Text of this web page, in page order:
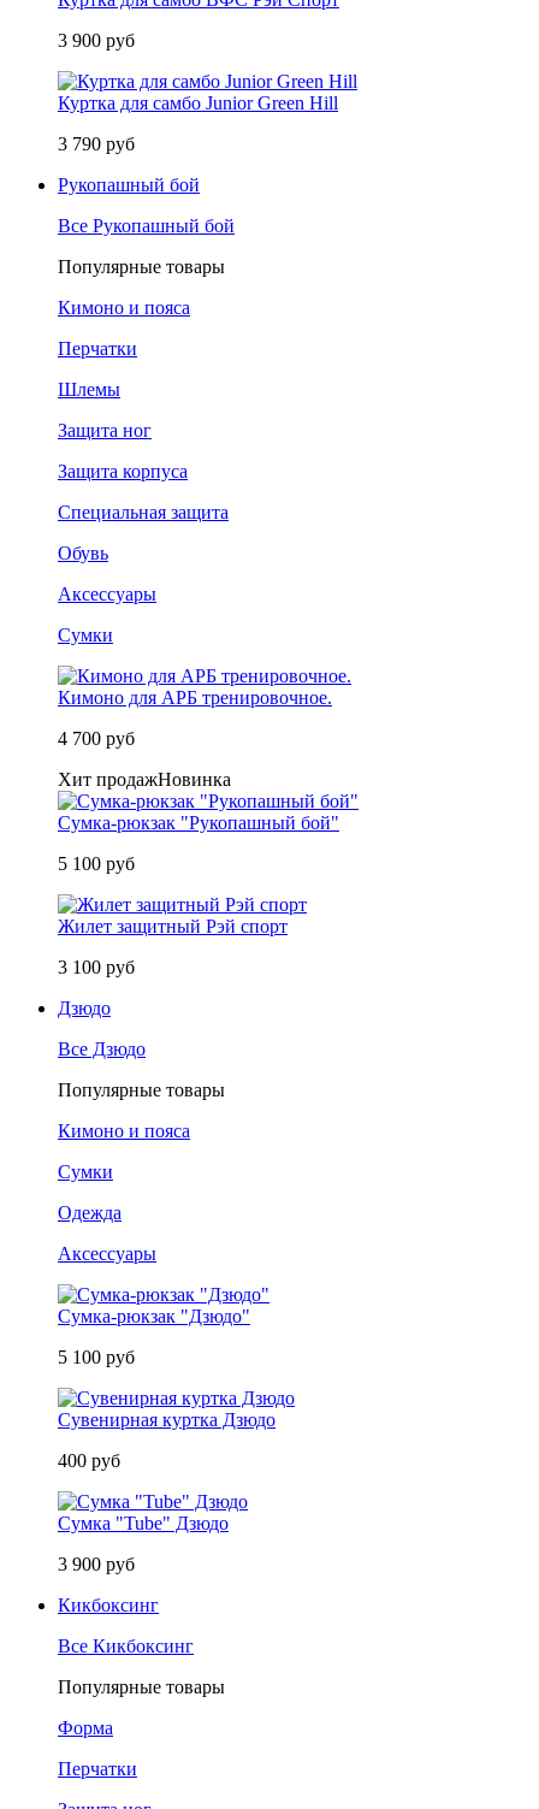
3 900 руб
Куртка для самбо Junior Green Hill
3 790 руб
Рукопашный бой
Все Рукопашный бой
Популярные товары
Кимоно и пояса
Перчатки
Шлемы
Защита ног
Защита корпуса
Специальная защита
Обувь
Аксессуары
Сумки
Кимоно для АРБ тренировочное.
4 700 руб
Хит продажНовинка
Сумка-рюкзак "Рукопашный бой"
5 100 руб
Жилет защитный Рэй спорт
3 100 руб
Дзюдо
Все Дзюдо
Популярные товары
Кимоно и пояса
Сумки
Одежда
Аксессуары
Сумка-рюкзак "Дзюдо"
5 100 руб
Сувенирная куртка Дзюдо
400 руб
Сумка "Tube" Дзюдо
3 900 руб
Кикбоксинг
Все Кикбоксинг
Популярные товары
Форма
Перчатки